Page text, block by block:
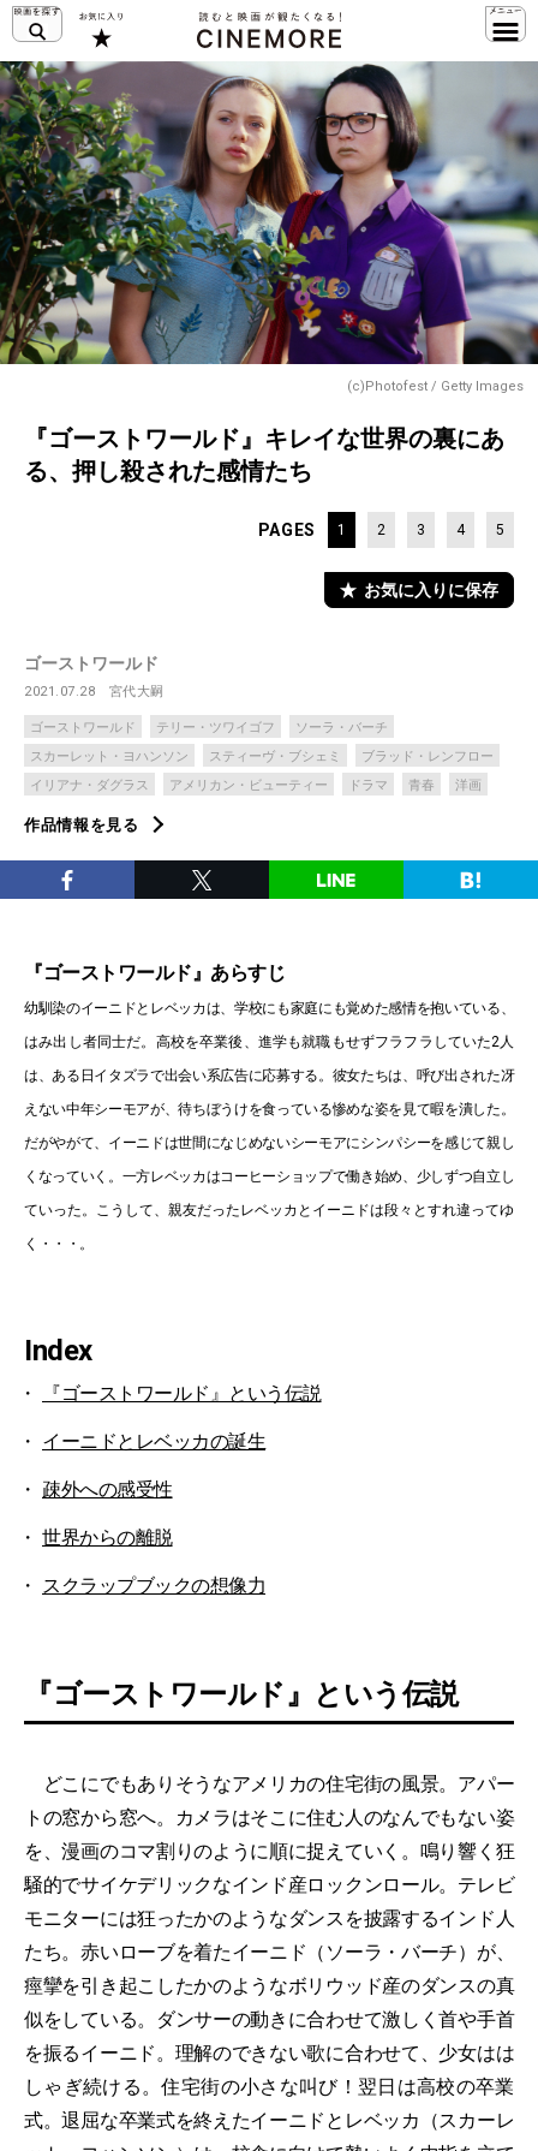
(c)Photofest / Getty Images
『ゴーストワールド』キレイな世界の裏にあ
る、押し殺された感情たち
PAGES 1 2 3 4 5
お気に入りに保存
ゴーストワールド
2021.07.28 宮代大嗣
ゴーストワールド テリー・ツワイゴフ
ソーラ・バーチ
スカーレット・ヨハンソン
スティーヴ・ブシェミ
ブラッド・レンフロー
イリアナ・ダグラス
アメリカン・ビューティー ドラマ 青春 洋画
作品情報を見る
『ゴーストワールド』あらすじ
幼馴染のイーニドとレベッカは、学校にも家庭にも覚めた感情を抱いている、
はみ出し者同士だ。高校を卒業後、進学も就職もせずフラフラしていた2人
は、ある日イタズラで出会い系広告に応募する。彼女たちは、呼び出された冴
えない中年シーモアが、待ちぼうけを食っている惨めな姿を見て暇を潰した。
だがやがて、イーニドは世間になじめないシーモアにシンパシーを感じて親し
くなっていく。一方レベッカはコーヒーショップで働き始め、少しずつ自立し
ていった。こうして、親友だったレベッカとイーニドは段々とすれ違ってゆ
く・・・。
Index
『ゴーストワールド』という伝説
イーニドとレベッカの誕生
疎外への感受性
世界からの離脱
スクラップブックの想像力
『ゴーストワールド』という伝説
どこにでもありそうなアメリカの住宅街の風景。アパー
トの窓から窓へ。カメラはそこに住む人のなんでもない姿
を、漫画のコマ割りのように順に捉えていく。鳴り響く狂
騒的でサイケデリックなインド産ロックンロール。テレビ
モニターには狂ったかのようなダンスを披露するインド人
たち。赤いローブを着たイーニド（ソーラ・バーチ）が、
痙攣を引き起こしたかのようなボリウッド産のダンスの真
似をしている。ダンサーの動きに合わせて激しく首や手首
を振るイーニド。理解のできない歌に合わせて、少女はは
しゃぎ続ける。住宅街の小さな叫び！翌日は高校の卒業
式。退屈な卒業式を終えたイーニドとレベッカ（スカーレ